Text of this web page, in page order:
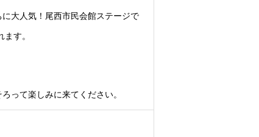
大人気！尾西市民会館ステージで
す。
って楽しみに来てください。